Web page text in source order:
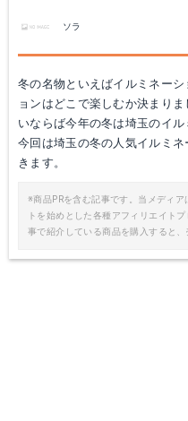
ソラ
冬の名物といえばイルミネー
ョンはどこで楽しむか決まり
いならば今年の冬は埼玉のイ
今回は埼玉の冬の人気イルミ
きます。
※商品PRを含む記事です。当メディ
トを始めとした各種アフィリエイト
事で紹介している商品を購入すると